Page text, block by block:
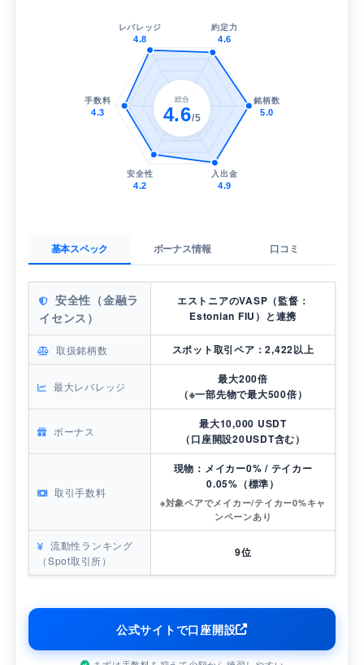
手数料
4.3
レバレッジ
4.8
約定力
4.6
銘柄数
5.0
入出金
4.9
安全性
4.2
総合
4.6/5
基本スペック ボーナス情報 口コミ
安全性（金融ラ
イセンス）
エストニアのVASP（監督：
Estonian FIU）と連携
取扱銘柄数 スポット取引ペア：2,422以上
最大レバレッジ
最大200倍
（※一部先物で最大500倍）
ボーナス
最大10,000 USDT
（口座開設20USDT含む）
取引手数料
現物：メイカー0% / テイカー
0.05%（標準）
※対象ペアでメイカー/テイカー0%キャ
ンペーンあり
流動性ランキング
（Spot取引所）
9位
公式サイトで口座開設